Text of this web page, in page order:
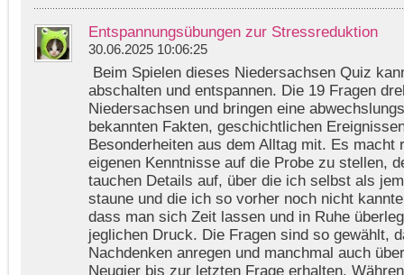
Entspannungsübungen zur Stressreduktion
30.06.2025 10:06:25
Beim Spielen dieses Niedersachsen Quiz
abschalten und entspannen. Die 19 Fragen
Niedersachsen und bringen eine
bekannten Fakten, geschichtlichen
Besonderheiten aus dem Alltag mit. Es macht
eigenen Kenntnisse auf die Probe zu stellen,
tauchen Details auf, über die ich selbst als
staune und die ich so vorher noch nicht
dass man sich Zeit lassen und in Ruhe
jeglichen Druck. Die Fragen sind so gewählt,
Nachdenken anregen und manchmal auch
Neugier bis zur letzten Frage erhalten.